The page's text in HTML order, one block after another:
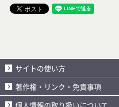
サイトの使い方
著作権・リンク・免責事項